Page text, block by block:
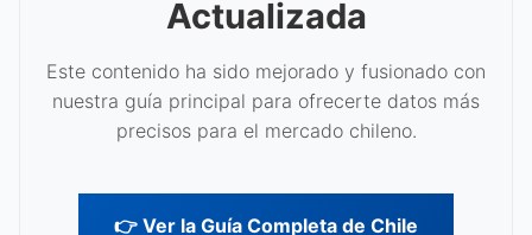
Actualizada
Este contenido ha sido mejorado y fusionado con
nuestra guía principal para ofrecerte datos más
precisos para el mercado chileno.
👉 Ver la Guía Completa de Chile